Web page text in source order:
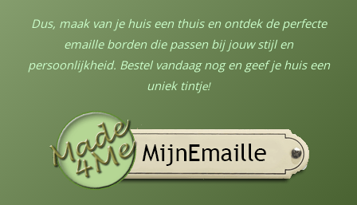
Dus, maak van je huis een thuis en ontdek de perfecte
emaille borden die passen bij jouw stijl en
persoonlijkheid. Bestel vandaag nog en geef je huis een
uniek tintje!